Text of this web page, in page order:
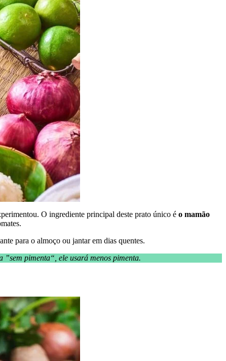
O ingrediente principal deste prato único é o mamão
para o almoço ou jantar em dias quentes.
”sem pimenta“, ele usará menos pimenta.